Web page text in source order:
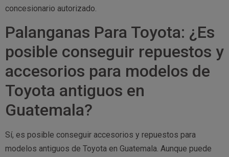
concesionario autorizado.
Palanganas Para Toyota: ¿Es
posible conseguir repuestos y
accesorios para modelos de
Toyota antiguos en
Guatemala?
Sí, es posible conseguir accesorios y repuestos para
modelos antiguos de Toyota en Guatemala. Aunque puede